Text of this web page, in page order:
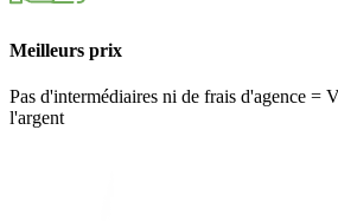
Meilleurs prix
Pas d'intermédiaires ni de frais d'agence =
l'argent